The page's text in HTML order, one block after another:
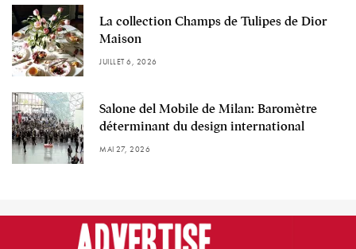
La collection Champs de Tulipes de Dior
Maison
JUILLET 6, 2026
Salone del Mobile de Milan: Baromètre
déterminant du design international
MAI 27, 2026